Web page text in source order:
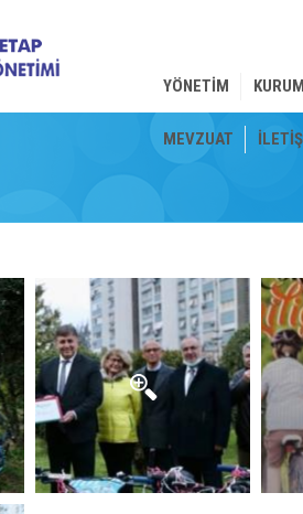
YÖNETIM
MEVZUAT